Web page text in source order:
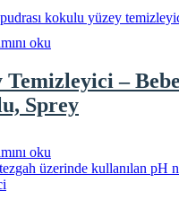
oku
Temizleyici –
Sprey
oku